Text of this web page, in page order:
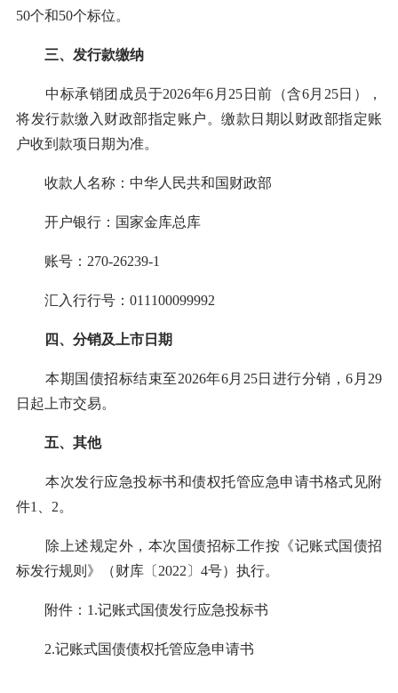
50个和50个标位。
三、发行款缴纳
中标承销团成员于2026年6月25日前（含6月25日），
将发行款缴入财政部指定账户。缴款日期以财政部指定账
户收到款项日期为准。
收款人名称：中华人民共和国财政部
开户银行：国家金库总库
账号：270-26239-1
汇入行行号：011100099992
四、分销及上市日期
本期国债招标结束至2026年6月25日进行分销，6月29
日起上市交易。
五、其他
本次发行应急投标书和债权托管应急申请书格式见附
件1、2。
除上述规定外，本次国债招标工作按《记账式国债招
标发行规则》（财库〔2022〕4号）执行。
附件：1.记账式国债发行应急投标书
2.记账式国债债权托管应急申请书